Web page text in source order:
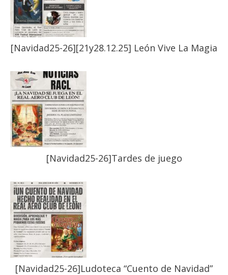
[Navidad25-26][21y28.12.25] León Vive La Magia
[Navidad25-26]Tardes de juego
[Navidad25-26]Ludoteca “Cuento de Navidad”